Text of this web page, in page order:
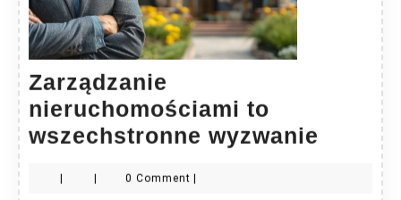
Zarządzanie
nieruchomościami to
wszechstronne wyzwanie
0 Comment